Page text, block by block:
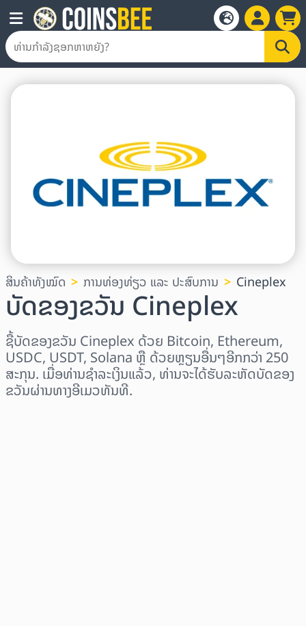
ສິນຄ້າທັງໝົດ ການທ່ອງທ່ຽວ ແລະ ປະສົບການ Cineplex
ບັດຂອງຂວັນ Cineplex
ຊື້ບັດຂອງຂວັນ Cineplex ດ້ວຍ Bitcoin, Ethereum,
USDC, USDT, Solana ຫຼື ດ້ວຍຫຼຽນອື່ນໆອີກກວ່າ 250
ສະກຸນ. ເມື່ອທ່ານຊຳລະເງິນແລ້ວ, ທ່ານຈະໄດ້ຮັບລະຫັດບັດຂອງ
ຂວັນຜ່ານທາງອີເມວທັນທີ.